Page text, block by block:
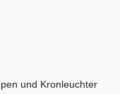
und Kronleuchter